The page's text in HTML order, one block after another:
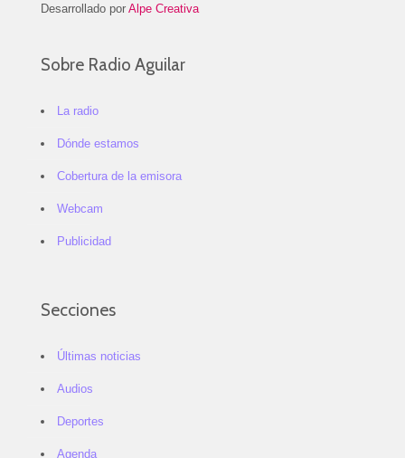
Desarrollado por Alpe Creativa
Sobre Radio Aguilar
La radio
Dónde estamos
Cobertura de la emisora
Webcam
Publicidad
Secciones
Últimas noticias
Audios
Deportes
Agenda